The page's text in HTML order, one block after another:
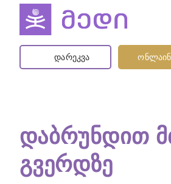
დარეკვა ონლაინ
ᲓᲐᲑᲠᲣᲜᲓᲘᲗ
ᲒᲕᲔᲠᲓᲖᲔ